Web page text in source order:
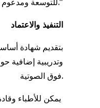
للتوسعة ومدعوم بالتكنولوجيا. معًا، نمكّن العاملين في الخطوط الأمامية للرعاية الصحية بالكفاءة والثقة اللازمتين لاتخاذ قرارات سريرية سريعة ومنقذة للحياة."
التنفيذ والاعتماد
وتدريبية إضافية
فوق الصوتية.